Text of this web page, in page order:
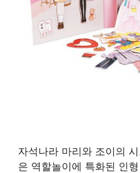
자석나라 마리와 조이의
은 역할놀이에 특화된 인